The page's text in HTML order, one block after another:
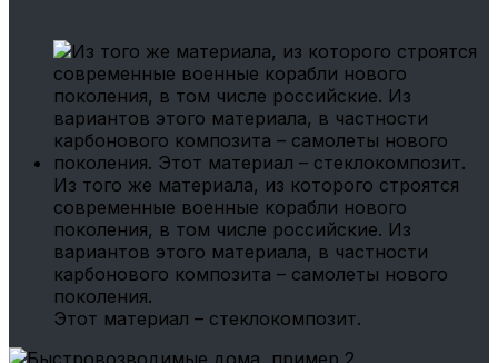
Из того же материала, из которого строятся
современные военные корабли нового
поколения, в том числе российские. Из
вариантов этого материала, в частности
карбонового композита – самолеты нового
поколения.
Этот материал – стеклокомпозит.